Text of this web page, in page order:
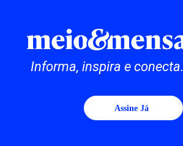
Informa, inspira e conecta.
Assine Já